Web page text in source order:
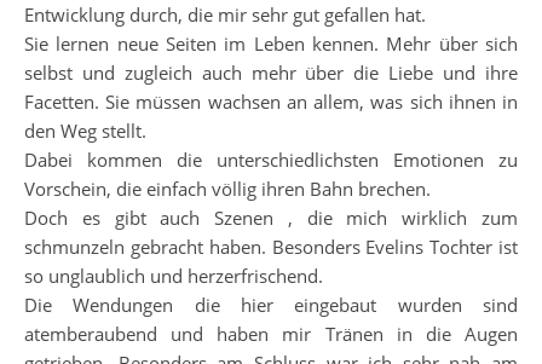
Entwicklung durch, die mir sehr gut gefallen hat.
Sie lernen neue Seiten im Leben kennen. Mehr über sich
selbst und zugleich auch mehr über die Liebe und ihre
Facetten. Sie müssen wachsen an allem, was sich ihnen in
den Weg stellt.
Dabei kommen die unterschiedlichsten Emotionen zu
Vorschein, die einfach völlig ihren Bahn brechen.
Doch es gibt auch Szenen , die mich wirklich zum
schmunzeln gebracht haben. Besonders Evelins Tochter ist
so unglaublich und herzerfrischend.
Die Wendungen die hier eingebaut wurden sind
atemberaubend und haben mir Tränen in die Augen